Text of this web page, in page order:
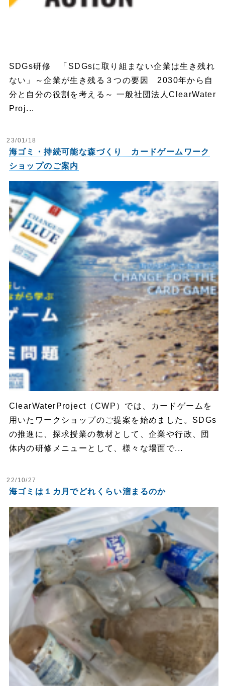
SDGs研修 「SDGsに取り組まない企業は生き残れ
ない」～企業が生き残る３つの要因 2030年から自
分と自分の役割を考える～ 一般社団法人ClearWater
Proj...
23/01/18
海ゴミ・持続可能な森づくり カードゲームワーク
ショップのご案内
ClearWaterProject（CWP）では、カードゲームを
用いたワークショップのご提案を始めました。SDGs
の推進に、探求授業の教材として、企業や行政、団
体内の研修メニューとして、様々な場面で...
22/10/27
海ゴミは１カ月でどれくらい溜まるのか